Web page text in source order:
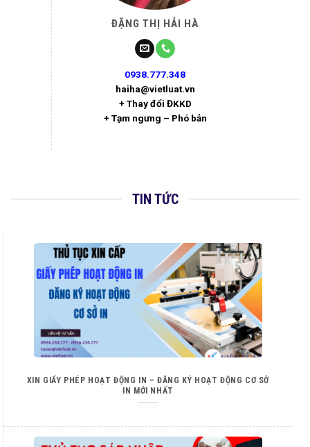
ĐẶNG THỊ HẢI HÀ
0938.777.348
haiha@vietluat.vn
+ Thay đổi ĐKKD
+ Tạm ngưng – Phó bản
TIN TỨC
XIN GIẤY PHÉP HOẠT ĐỘNG IN – ĐĂNG KÝ HOẠT ĐỘNG CƠ SỞ
IN MỚI NHẤT